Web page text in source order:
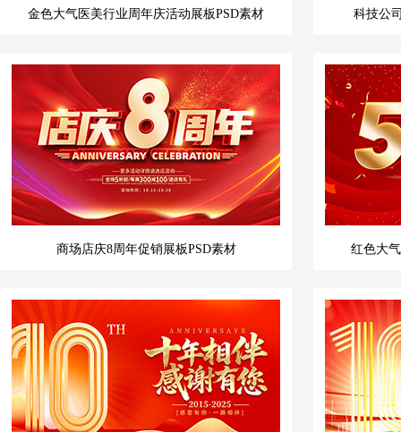
金色大气医美行业周年庆活动展板PSD素材 科技公
商场店庆8周年促销展板PSD素材 红色大